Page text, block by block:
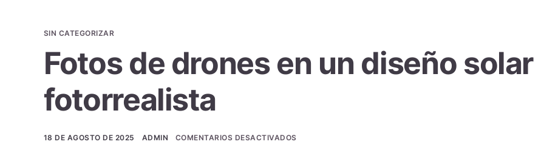
SIN CATEGORIZAR
Fotos de drones en un diseño solar
fotorrealista
18 DE AGOSTO DE 2025 ADMIN COMENTARIOS DESACTIVADOS